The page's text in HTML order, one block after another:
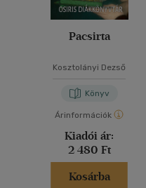
Pacsirta
Kosztolányi Dezső
Könyv
Árinformációk
Kiadói ár:
2 480 Ft
Kosárba